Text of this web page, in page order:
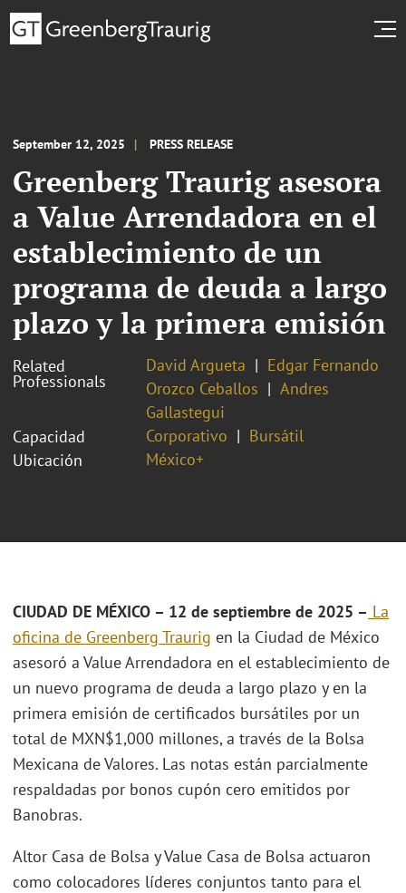
September 12, 2025 PRESS RELEASE
Greenberg Traurig asesora
a Value Arrendadora en el
establecimiento de un
programa de deuda a largo
plazo y la primera emisión
Related
Professionals
David Argueta
Edgar Fernando
Orozco Ceballos
Andres
Gallastegui
Capacidad
Corporativo
Bursátil
Ubicación
México+
CIUDAD DE MÉXICO – 12 de septiembre de 2025 – La
oficina de Greenberg Traurig en la Ciudad de México
asesoró a Value Arrendadora en el establecimiento de
un nuevo programa de deuda a largo plazo y en la
primera emisión de certificados bursátiles por un
total de MXN$1,000 millones, a través de la Bolsa
Mexicana de Valores. Las notas están parcialmente
respaldadas por bonos cupón cero emitidos por
Banobras.
Altor Casa de Bolsa y Value Casa de Bolsa actuaron
como colocadores líderes conjuntos tanto para el